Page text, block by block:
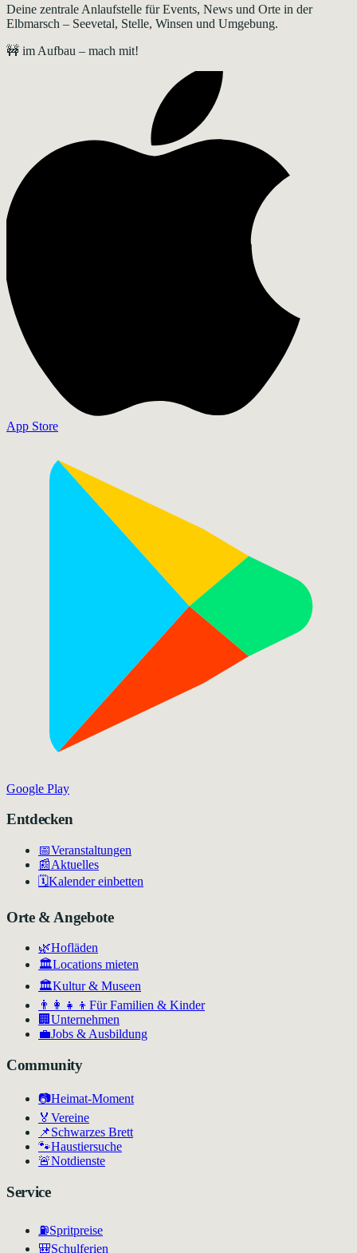
Deine zentrale Anlaufstelle für Events, News und Orte in der
Elbmarsch – Seevetal, Stelle, Winsen und Umgebung.
🚧 im Aufbau – mach mit!
App Store
Google Play
Entdecken
📅Veranstaltungen
📰Aktuelles
🗓️Kalender einbetten
Orte & Angebote
🌿Hofläden
🏛️Locations mieten
🏛Kultur & Museen
👨‍👩‍👧‍👦 Für Familien & Kinder
🏢 Unternehmen
💼Jobs & Ausbildung
Community
📷Heimat-Moment
🏅 Vereine
📌Schwarzes Brett
🐾Haustiersuche
🚨Notdienste
Service
⛽Spritpreise
🎒Schulferien